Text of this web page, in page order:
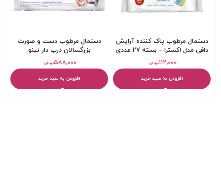
دستمال مرطوب پاک کننده آرایش
دافی مدل اکسترا – بسته 27 عددی
تومان۱۱۲,۰۰۰
افزودن به سبد خرید
دستمال مرطوب دست و صورت
بزرگسالان درب دار نینو
تومان۵۸۸,۰۰۰
افزودن به سبد خرید